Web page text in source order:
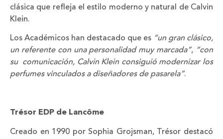
clásica que refleja el estilo moderno y natural de Calvin
Klein.
Los Académicos han destacado que es “un gran clásico,
un referente con una personalidad muy marcada”, “con
su comunicación, Calvin Klein consiguió modernizar los
perfumes vinculados a diseñadores de pasarela”.
Trésor EDP de Lancôme
Creado en 1990 por Sophia Grojsman, Trésor destacó